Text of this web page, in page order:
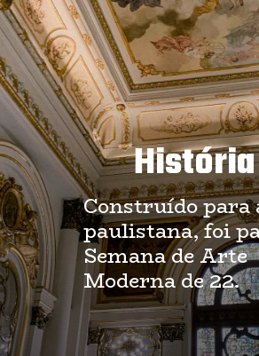
História
Construído para
paulistana, foi
Semana de Arte
Moderna de 22.